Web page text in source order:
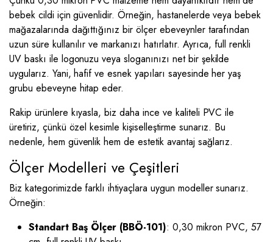
bebek cildi için güvenlidir. Örneğin, hastanelerde veya bebek
mağazalarında dağıttığınız bir ölçer ebeveynler tarafından
uzun süre kullanılır ve markanızı hatırlatır. Ayrıca, full renkli
UV baskı ile logonuzu veya sloganınızı net bir şekilde
uygularız. Yani, hafif ve esnek yapıları sayesinde her yaş
grubu ebeveyne hitap eder.
Rakip ürünlere kıyasla, biz daha ince ve kaliteli PVC ile
üretiriz, çünkü özel kesimle kişiselleştirme sunarız. Bu
nedenle, hem güvenlik hem de estetik avantaj sağlarız.
Ölçer Modelleri ve Çeşitleri
Biz kategorimizde farklı ihtiyaçlara uygun modeller sunarız.
Örneğin:
Standart Baş Ölçer (BBÖ-101): 0,30 mikron PVC, 57